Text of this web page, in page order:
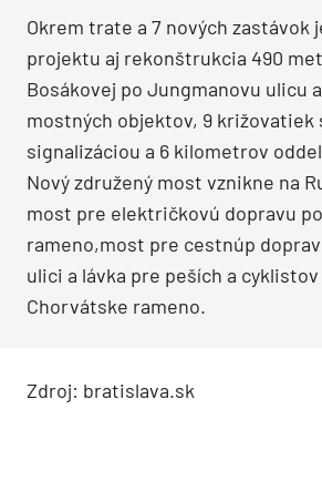
Okrem trate a 7 nových zastávok
projektu aj rekonštrukcia 490
Bosákovej po Jungmanovu ulicu
mostných objektov, 9 križovatiek
signalizáciou a 6 kilometrov
Nový združený most vznikne na
most pre električkovú dopravu
rameno,most pre cestnúp
ulici a lávka pre peších a
Chorvátske rameno.
Zdroj: bratislava.sk